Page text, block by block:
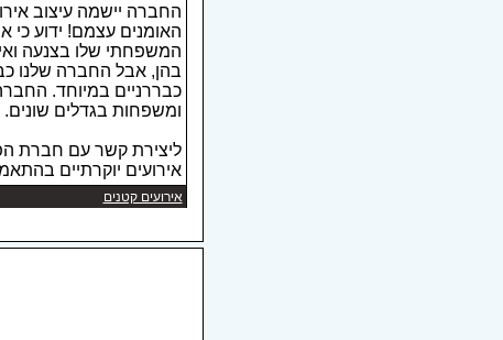
החברה יישמה עיצוב
האומנים עצמם! ידוע כי
המשפחתי שלו בצנעה
בהן, אבל החברה שלנו
כבררניים במיוחד.
ומשפחות בגדלים
ליצירת קשר עם חברת
אירועים יוקרתיים
אירועים קטנים